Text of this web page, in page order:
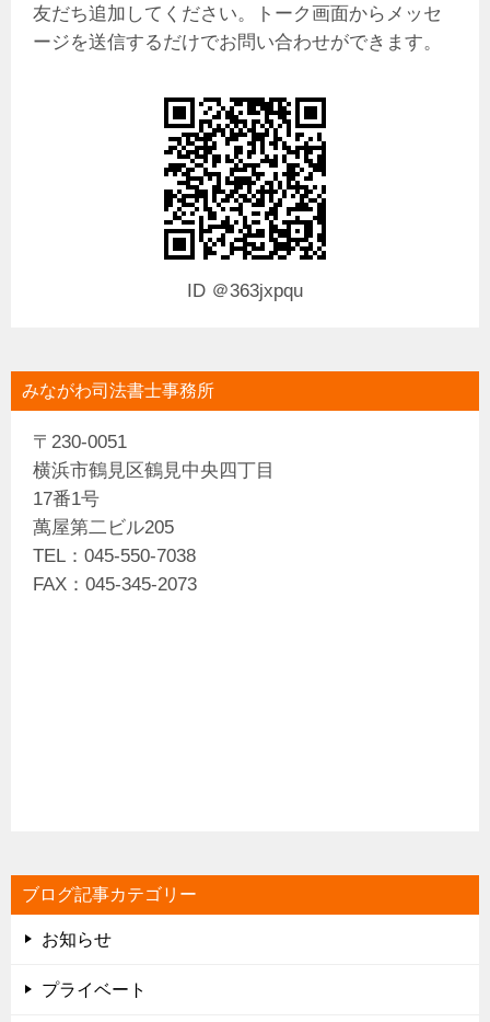
友だち追加してください。トーク画面からメッセ
ージを送信するだけでお問い合わせができます。
ID ＠363jxpqu
みながわ司法書士事務所
〒230-0051
横浜市鶴見区鶴見中央四丁目
17番1号
萬屋第二ビル205
TEL：045-550-7038
FAX：045-345-2073
ブログ記事カテゴリー
お知らせ
プライベート